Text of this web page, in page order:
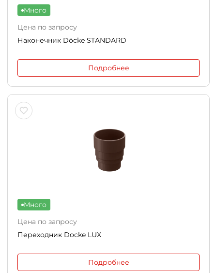
Много
Цена по запросу
Наконечник Döcke STANDARD
Подробнее
Много
Цена по запросу
Переходник Docke LUX
Подробнее